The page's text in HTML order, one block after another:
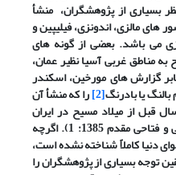
1388: 111). به نظر بسیاری از پژوهشگران، منشأ
مالزی، اندونزی، فیلیپین و
می باشد. بعضی از گونه های
مناطق غربی آسیا نظیر عمان،
گزارش های مورخین، اسکندر
یا بادرنگ[2] را که منشأ آن
چین تا هند است، در 330 سال قبل از میلاد مسیح در ایران
مشاهده نموده است (فتوحی قزوینی و فتاحی مقدم 1385: 1). اگرچه
دنیا کاملاً شناخته نشده است،
توجه بسیاری از پژوهشگران را